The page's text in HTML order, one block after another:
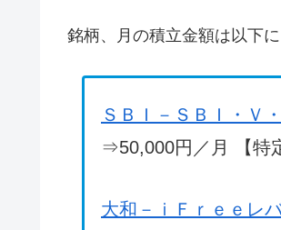
銘柄、月の積立金額は以下に
ＳＢＩ－ＳＢＩ・Ｖ
⇒50,000円／月 【特
大和－ｉＦｒｅｅレ